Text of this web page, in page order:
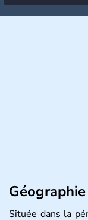
Située dans la